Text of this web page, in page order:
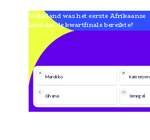
Welk land was het eerste Afrikaanse
land dat de kwartfinale bereikte?
A
Marokko
B
Kameroen
C
Ghana
D
Senegal